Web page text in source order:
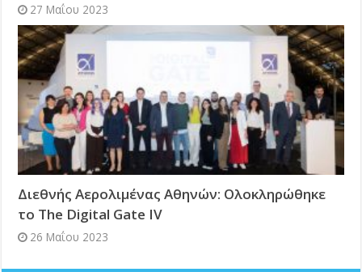
27 Μαΐου 2023
Διεθνής Αερολιμένας Αθηνών: Ολοκληρώθηκε
το The Digital Gate IV
26 Μαΐου 2023